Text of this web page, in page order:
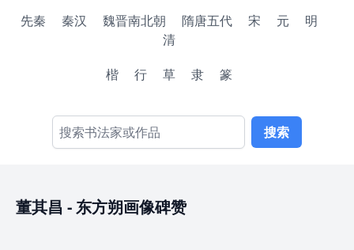
先秦 秦汉 魏晋南北朝 隋唐五代 宋 元
明
清
楷
行 草 隶 篆
搜索
董其昌 - 东方朔画像碑赞